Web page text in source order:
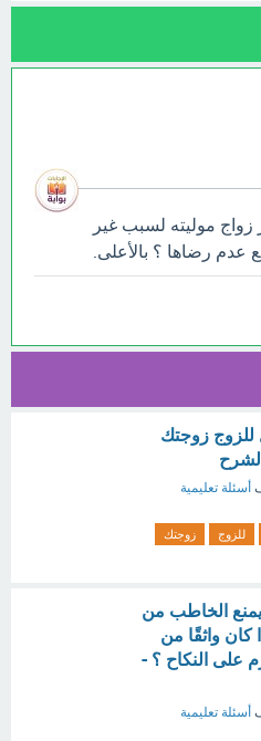
زواج موليته لسبب غير
رضاها ؟ بالأعلى.
للزوج زوجتك
أسئلة تعليمية
للزوج
زوجتك
الخاطب من
كان واثقًا من
على النكاح ؟ -
أسئلة تعليمية